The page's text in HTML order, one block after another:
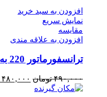
بود.
افزودن به سبد خرید
نمایش سریع
مقايسه
افزودن به علاقه مندی
ترانسفورماتور 220 به 12 ولت 1 آمپر – دست دوم
۴۹۰,۰۰۰ تومان قیمت
۴۸۰,۰۰۰